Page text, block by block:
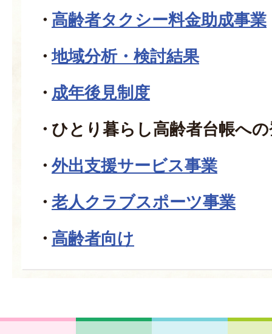
高齢者タクシー料金助成事業
地域分析・検討結果
成年後見制度
ひとり暮らし高齢者台帳へ
外出支援サービス事業
老人クラブスポーツ事業
高齢者向け